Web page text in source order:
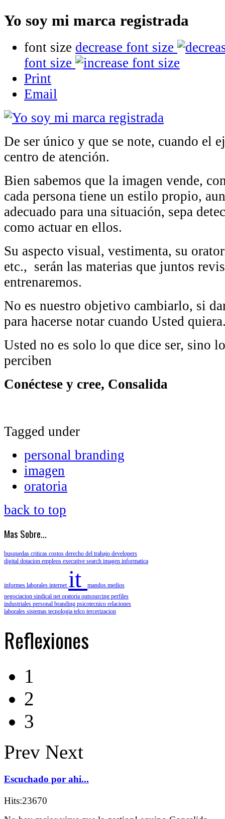
Yo soy mi marca registrada
font size decrease font size
font size
Print
Email
De ser único y que se note, cuando el
centro de atención.
Bien sabemos que la imagen vende,
cada persona tiene un estilo propio,
adecuado para una situación, sepa
como actuar en ellos.
Su aspecto visual, vestimenta, su
etc., serán las materias que juntos
entrenaremos.
No es nuestro objetivo cambiarlo, si
para hacerse notar cuando Usted
Usted no es solo lo que dice ser, sino
perciben
Conéctese y cree, Consalida
Tagged under
personal branding
imagen
oratoria
back to top
Mas Sobre...
busquedas criticas costos derecho del trabajo developers
digital dotacion empleos executive search imagen informatica
informes laborales internet it
mandos medios
negociacion sindical netoratoria outsourcing perfiles
industriales personal branding psicotecnico relaciones
laborales sistemas tecnologia telco tercerizacion
Reflexiones
1
2
3
Prev Next
Escuchado por ahi...
Hits:23670